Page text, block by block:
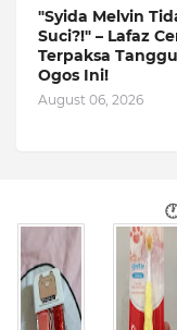
"Syida Melvin
Suci?!" – Lafaz
Terpaksa
Ogos Ini!
August 06, 2026